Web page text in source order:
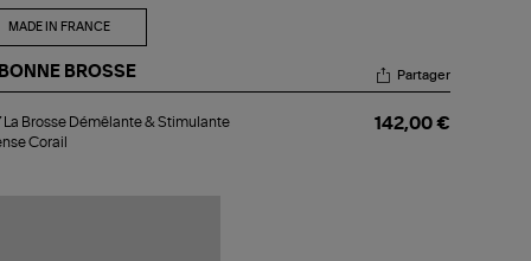
MADE IN FRANCE
BROSSE Partager
La Brosse Démêlante & Stimulante
Corail
142,00 €